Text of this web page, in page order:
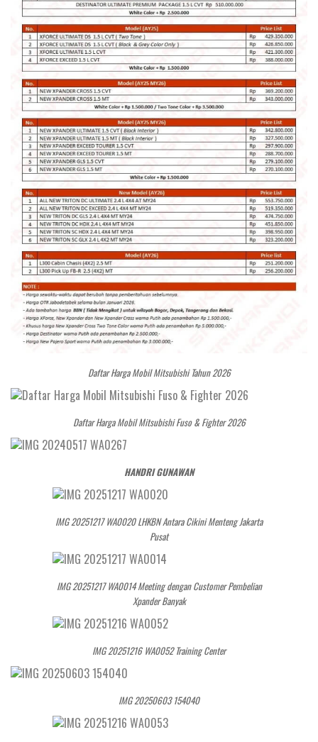
Daftar Harga Mobil Mitsubishi Tahun 2026
Daftar Harga Mobil Mitsubishi Fuso & Fighter 2026
HANDRI GUNAWAN
IMG 20251217 WA0020 LHKBN Antara Cikini Menteng Jakarta
Pusat
IMG 20251217 WA0014 Meeting dengan Customer Pembelian
Xpander Banyak
IMG 20251216 WA0052 Training Center
IMG 20250603 154040